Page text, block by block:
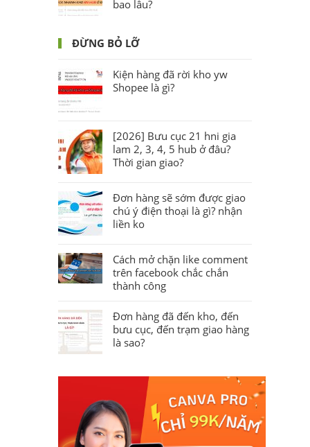
bao lâu?
ĐỪNG BỎ LỠ
Kiện hàng đã rời kho yw
Shopee là gì?
[2026] Bưu cục 21 hni gia
lam 2, 3, 4, 5 hub ở đâu?
Thời gian giao?
Đơn hàng sẽ sớm được giao
chú ý điện thoại là gì? nhận
liền ko
Cách mở chặn like comment
trên facebook chắc chắn
thành công
Đơn hàng đã đến kho, đến
bưu cục, đến trạm giao hàng
là sao?